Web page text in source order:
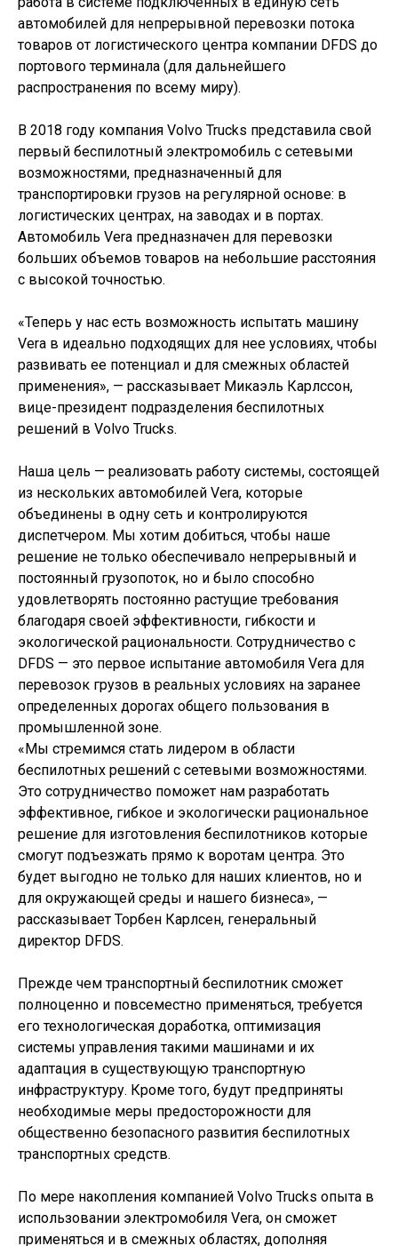
автомобилей для непрерывной перевозки потока
товаров от логистического центра компании DFDS до
портового терминала (для дальнейшего
распространения по всему миру).
В 2018 году компания Volvo Trucks представила свой
первый беспилотный электромобиль с сетевыми
возможностями, предназначенный для
транспортировки грузов на регулярной основе: в
логистических центрах, на заводах и в портах.
Автомобиль Vera предназначен для перевозки
больших объемов товаров на небольшие расстояния
с высокой точностью.
«Теперь у нас есть возможность испытать машину
Vera в идеально подходящих для нее условиях, чтобы
развивать ее потенциал и для смежных областей
применения», — рассказывает Микаэль Карлссон,
вице-президент подразделения беспилотных
решений в Volvo Trucks.
Наша цель — реализовать работу системы, состоящей
из нескольких автомобилей Vera, которые
объединены в одну сеть и контролируются
диспетчером. Мы хотим добиться, чтобы наше
решение не только обеспечивало непрерывный и
постоянный грузопоток, но и было способно
удовлетворять постоянно растущие требования
благодаря своей эффективности, гибкости и
экологической рациональности. Сотрудничество с
DFDS — это первое испытание автомобиля Vera для
перевозок грузов в реальных условиях на заранее
определенных дорогах общего пользования в
промышленной зоне.
«Мы стремимся стать лидером в области
беспилотных решений с сетевыми возможностями.
Это сотрудничество поможет нам разработать
эффективное, гибкое и экологически рациональное
решение для изготовления беспилотников которые
смогут подъезжать прямо к воротам центра. Это
будет выгодно не только для наших клиентов, но и
для окружающей среды и нашего бизнеса», —
рассказывает Торбен Карлсен, генеральный
директор DFDS.
Прежде чем транспортный беспилотник сможет
полноценно и повсеместно применяться, требуется
его технологическая доработка, оптимизация
системы управления такими машинами и их
адаптация в существующую транспортную
инфраструктуру. Кроме того, будут предприняты
необходимые меры предосторожности для
общественно безопасного развития беспилотных
транспортных средств.
По мере накопления компанией Volvo Trucks опыта в
использовании электромобиля Vera, он сможет
применяться и в смежных областях, дополняя